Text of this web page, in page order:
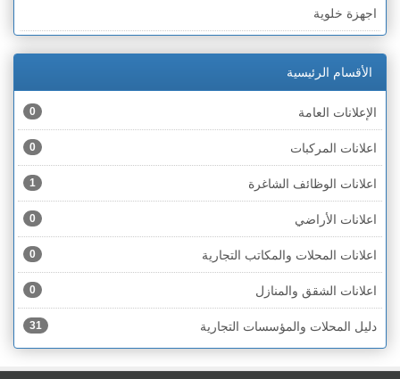
الخط الأخضر » أم الفحم
الخط الأخضر » الناصرة
الخط الأخضر » عكا ونهاريا
الخط الأخضر » الجليل
الخط الأخضر » مرج ابن عامر
الخط الأخضر » البطوف
الخط الأخضر » الجولان
الخط الأخضر » الشارون
الخط الأخضر » القدس
اجهزة خلوية
اجهزة كهربائية
اجهزة مكتبية
احذية
اختام
اخشاب
ادوات رياضية
ادوات صحية
ادوات كهربائية
ادوات منزلية
الأقسام الرئيسية
الإعلانات العامة 0
اعلانات المركبات 0
اعلانات الوظائف الشاغرة 1
اعلانات الأراضي 0
اعلانات المحلات والمكاتب التجارية 0
اعلانات الشقق والمنازل 0
دليل المحلات والمؤسسات التجارية 31